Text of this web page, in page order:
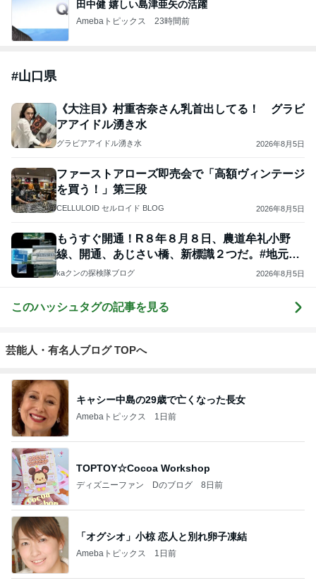
田中健 嬉しい島津亜矢の活躍
Amebaトピックス 23時間前
#山口県
《大注目》村重杏奈さん乳首出してる！ グラビ
アアイドル湧き水
グラビアアイドル湧き水 2026年8月5日
ファーストアローズ即売会で「高額ヴィンテージ
を買う！」第三段
CELLULOID セルロイド BLOG 2026年8月5日
もうすぐ開通！R８年８月８日、農道牟礼小野
線、開通、あじさい橋、新標識２つだ。#地元の
好きな方言
kaクンの探検隊ブログ 2026年8月5日
このハッシュタグの記事を見る
芸能人・有名人ブログ TOPへ
キャシー中島の29歳で亡くなった長女
Amebaトピックス 1日前
TOPTOY☆Cocoa Workshop
ディズニーファン Dのブログ 8日前
「オグシオ」小椋 恋人と別れ卵子凍結
Amebaトピックス 1日前